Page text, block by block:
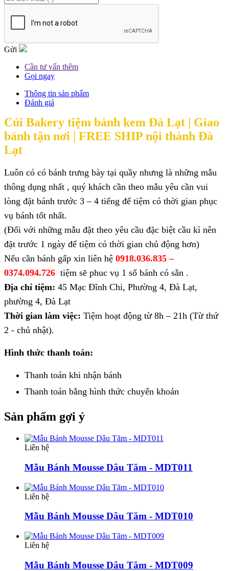
Gửi
Cần tư vấn thêm
Gọi ngay
Thông tin sản phẩm
Đánh giá
Củi Bakery tiệm bánh kem Đà Lạt | Giao
bánh tận nơi | FREE SHIP nội thành Đà
Lạt
Luôn có có bánh trưng bày tại quầy nhưng là những mẫu
thông dụng nhất , quý khách cần theo mẫu yêu cần vui
lòng đặt bánh trước 3 – 4 tiếng để tiệm có thời gian phục
vụ bánh tốt nhất.
(Đối với những mẫu đặt theo yêu cầu đặc biệt cầu kì nên
đặt trước 1 ngày để tiệm có thời gian chủ động hơn)
Nếu cần bánh gấp xin liên hệ 0918.036.835 –
0374.094.726 tiệm sẽ phuc vụ 1 số bánh có sẵn .
Địa chỉ tiệm: 45 Mạc Đĩnh Chi, Phường 4, Đà Lạt,
phường 4, Đà Lạt
Thời gian làm việc: Tiệm hoạt động từ 8h – 21h (Từ thứ
2 - chủ nhật).
Hình thức thanh toán:
Thanh toán khi nhận bánh
Thanh toán bằng hình thức chuyển khoản
Sản phẩm gợi ý
Liên hệ
Mẫu Bánh Mousse Dâu Tăm - MDT011
Liên hệ
Mẫu Bánh Mousse Dâu Tăm - MDT010
Liên hệ
Mẫu Bánh Mousse Dâu Tăm - MDT009